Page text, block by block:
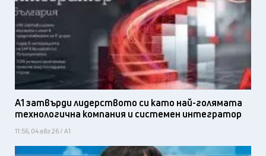
А1 затвърди лидерството си като най-голямата
технологична компания и системен интегратор
11:56, 04 авг 26 / А1